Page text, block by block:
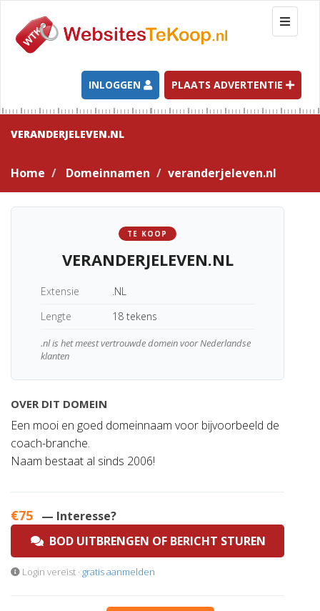
T
o
g
l
e
n
a
t
INLOGGEN PLAATS ADVERTENTIE
VERANDERJELEVEN.NL
Home Domeinnamen veranderjeleven.nl
TE KOOP
VERANDERJELEVEN.NL
Extensie
.NL
Lengte
18 tekens
.nl is het meest vertrouwde domein voor Nederlandse
klanten
OVER DIT DOMEIN
Een mooi en goed domeinnaam voor bijvoorbeeld de
coach-branche.
Naam bestaat al sinds 2006!
€75 — Interesse?
BOD UITBRENGEN OF BERICHT STUREN
Login vereist · gratis aanmelden